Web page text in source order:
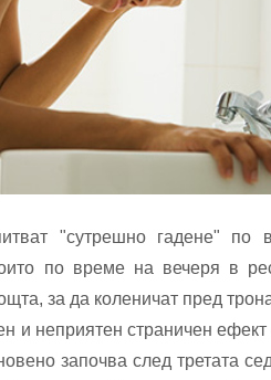
"сутрешно гадене" по
по време на вечеря в
за да коленичат пред
и неприятен страничен ефект
започва след третата